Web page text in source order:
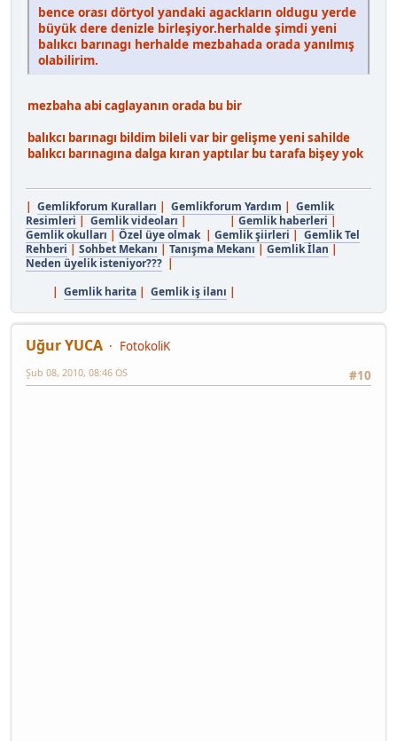
bence orası dörtyol yandaki agackların oldugu yerde
büyük dere denizle birleşiyor.herhalde şimdi yeni
balıkcı barınagı herhalde mezbahada orada yanılmış
olabilirim.
mezbaha abi caglayanın orada bu bir
balıkcı barınagı bildim bileli var bir gelişme yeni sahilde
balıkcı barınagına dalga kıran yaptılar bu tarafa bişey yok
| Gemlikforum Kuralları | Gemlikforum Yardım | Gemlik
Resimleri | Gemlik videoları | | Gemlik haberleri |
Gemlik okulları | Özel üye olmak| Gemlik şiirleri | Gemlik Tel
Rehberi | Sohbet Mekanı | Tanışma Mekanı | Gemlik İlan |
Neden üyelik isteniyor??? |
| Gemlik harita | Gemlik iş ilanı |
Uğur YUCA
FotokoliK
#10
Şub 08, 2010, 08:46 ÖS